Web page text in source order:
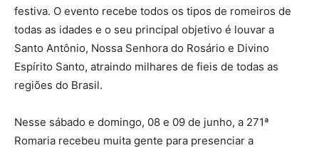
festiva. O evento recebe todos os tipos de romeiros de
todas as idades e o seu principal objetivo é louvar a
Santo Antônio, Nossa Senhora do Rosário e Divino
Espírito Santo, atraindo milhares de fieis de todas as
regiões do Brasil.
Nesse sábado e domingo, 08 e 09 de junho, a 271ª
Romaria recebeu muita gente para presenciar a